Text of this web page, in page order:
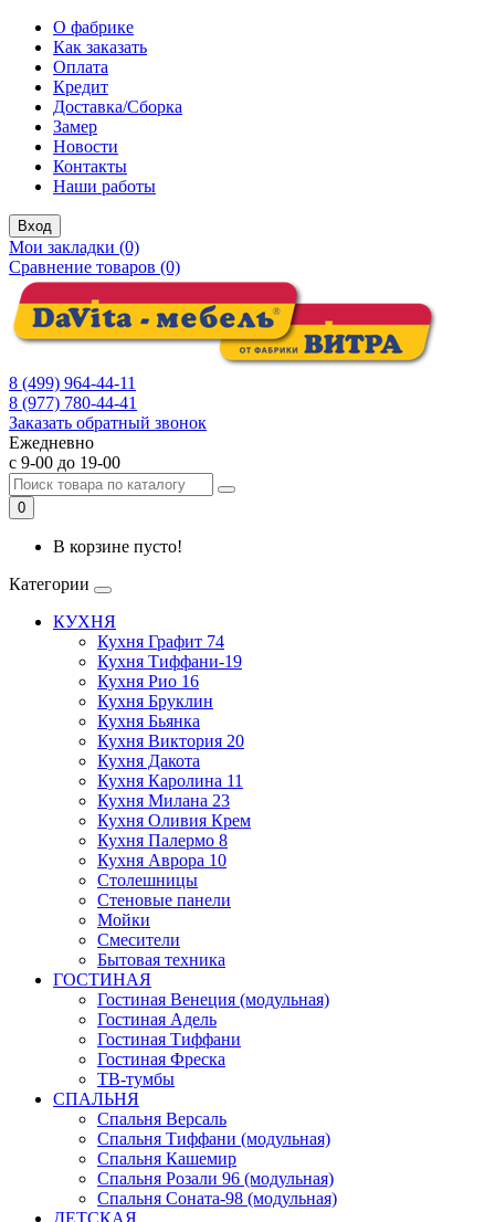
О фабрике
Как заказать
Оплата
Кредит
Доставка/Сборка
Замер
Новости
Контакты
Наши работы
Вход
Мои закладки (0)
Сравнение товаров (0)
8 (499) 964-44-11
8 (977) 780-44-41
Заказать обратный звонок
Ежедневно
с 9-00 до 19-00
0
В корзине пусто!
Категории
КУХНЯ
Кухня Графит 74
Кухня Тиффани-19
Кухня Рио 16
Кухня Бруклин
Кухня Бьянка
Кухня Виктория 20
Кухня Дакота
Кухня Каролина 11
Кухня Милана 23
Кухня Оливия Крем
Кухня Палермо 8
Кухня Аврора 10
Столешницы
Стеновые панели
Мойки
Смесители
Бытовая техника
ГОСТИНАЯ
Гостиная Венеция (модульная)
Гостиная Адель
Гостиная Тиффани
Гостиная Фреска
ТВ-тумбы
СПАЛЬНЯ
Спальня Версаль
Спальня Тиффани (модульная)
Спальня Кашемир
Спальня Розали 96 (модульная)
Спальня Соната-98 (модульная)
ДЕТСКАЯ